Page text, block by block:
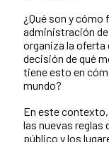
¿Qué son y
administración
organiza la oferta
decisión de qué
tiene esto en
mundo?
En este
las nuevas reglas
público y los